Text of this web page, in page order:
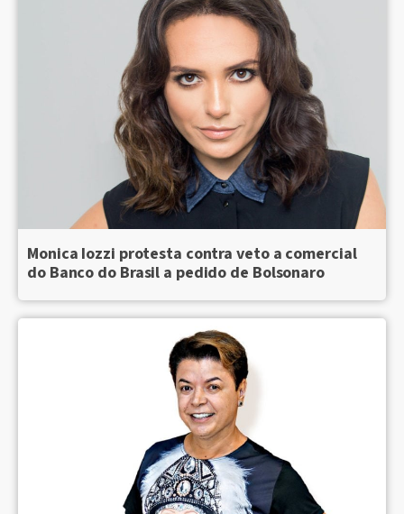
Monica Iozzi protesta contra veto a comercial
do Banco do Brasil a pedido de Bolsonaro